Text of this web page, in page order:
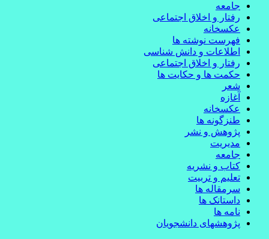
جامعه
رفتار و اخلاق اجتماعی
عکسخانه
فهرست نوشته ها
اطلاعات و دانش شناسی
رفتار و اخلاق اجتماعی
حکمت ها و حکایت ها
شعر
آغازه
عکسخانه
طنزگونه ها
پژوهش و نشر
مدیریت
جامعه
کتاب و نشریه
تعلیم و تربیت
سرمقاله ها
داستانک ها
نامه ها
پژوهشهای دانشجویان